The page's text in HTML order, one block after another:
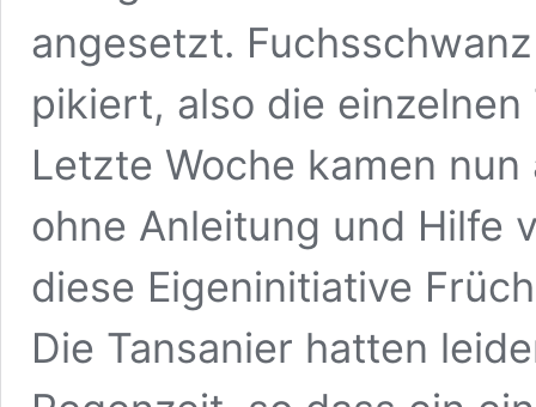
angesetzt.
pikiert, also die
Letzte Woche kamen
ohne Anleitung und Hilfe
diese Eigeninitiative
Die Tansanier hatten